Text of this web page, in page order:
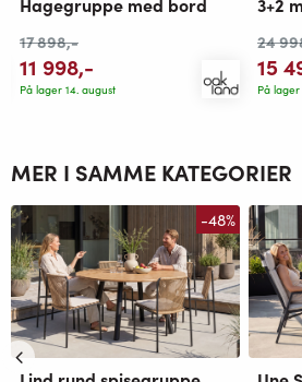
17 898,-
11 998,-
På lager 14. august
24
15
På lager
MER I SAMME KATEGORIER
-48%